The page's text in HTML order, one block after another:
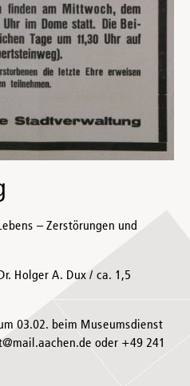
– Zerstörungen und
Holger A. Dux / ca. 1,5
03.02. beim Museumsdienst
oder +49 241